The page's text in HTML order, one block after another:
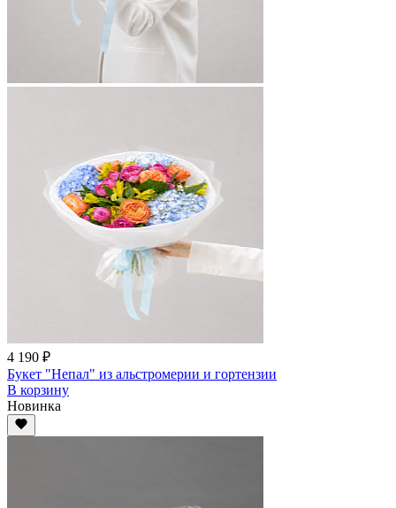
4 190 ₽
Букет "Непал" из альстромерии и гортензии
В корзину
Новинка